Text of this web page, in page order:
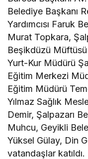
Belediye Başkanı
Yardımcısı Faruk
Murat Topkara,
Beşikdüzü Müftüsü
Yurt-Kur Müdürü
Eğitim Merkezi
Eğitim Müdürü
Yılmaz Sağlık
Demir, Şalpazarı
Muhcu, Geyikli
Yüksel Gülay, Din
vatandaşlar katıldı.